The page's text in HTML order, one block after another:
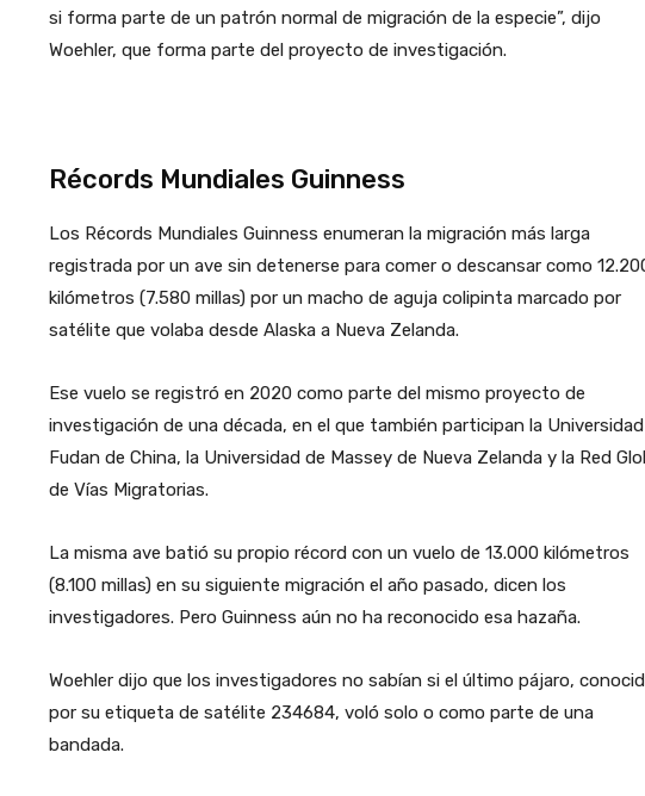
si forma parte de un patrón normal de migración de la especie”, dijo
Woehler, que forma parte del proyecto de investigación.
Récords Mundiales Guinness
Los Récords Mundiales Guinness enumeran la migración más larga
registrada por un ave sin detenerse para comer o descansar como
kilómetros (7.580 millas) por un macho de aguja colipinta marcado por
satélite que volaba desde Alaska a Nueva Zelanda.
Ese vuelo se registró en 2020 como parte del mismo proyecto de
investigación de una década, en el que también participan la
Fudan de China, la Universidad de Massey de Nueva Zelanda y la Red
de Vías Migratorias.
La misma ave batió su propio récord con un vuelo de 13.000 kilómetros
(8.100 millas) en su siguiente migración el año pasado, dicen los
investigadores. Pero Guinness aún no ha reconocido esa hazaña.
Woehler dijo que los investigadores no sabían si el último pájaro,
por su etiqueta de satélite 234684, voló solo o como parte de una
bandada.